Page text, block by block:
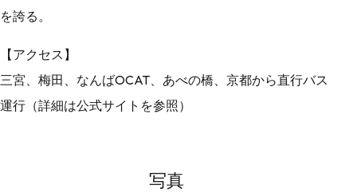
を誇る。
【アクセス】
三宮、梅田、なんばOCAT、あべの橋、京都から直行バス
運行（詳細は公式サイトを参照）
写真